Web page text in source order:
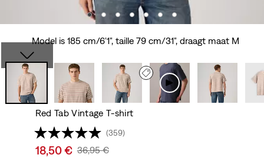
Model is 185 cm/6'1", taille 79 cm/31", draagt maat M
Red Tab Vintage T-shirt
(359)
Sale
18,50 € Original
36,95 €